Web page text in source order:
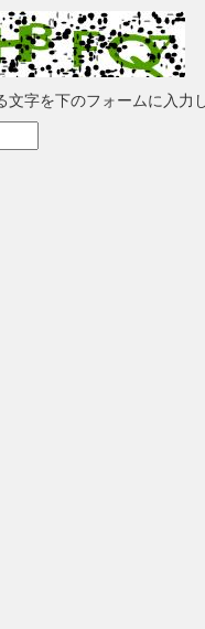
文字を下のフォームに入力